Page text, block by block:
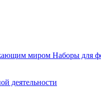
миром Наборы для
деятельности